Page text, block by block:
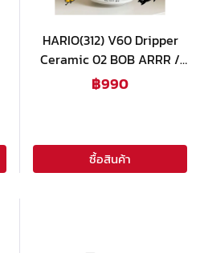
HARIO(312) V60 Dripper
Ceramic 02 BOB ARRR /
VDC-02-AH
฿990
ซื้อสินค้า